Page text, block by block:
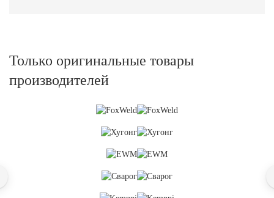
Только оригинальные товары
производителей